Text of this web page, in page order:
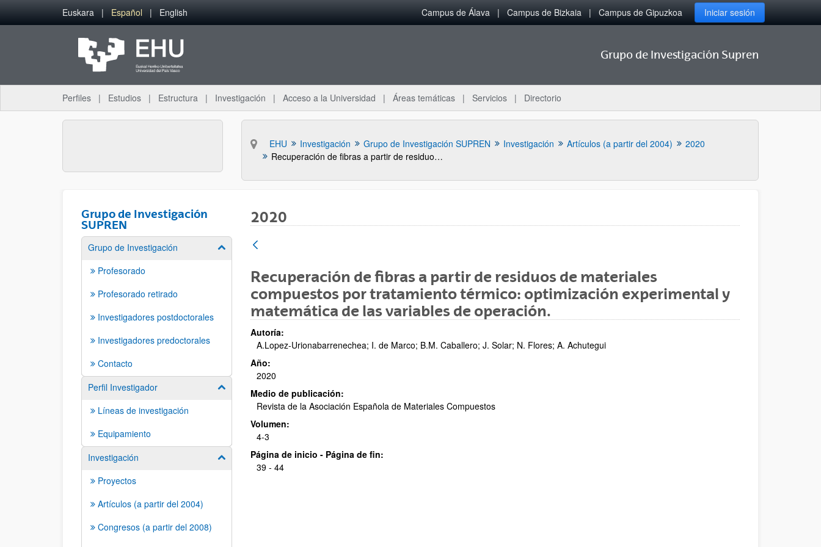
Saltar al contenido principal
Euskara Español English Campus de Álava Campus de Bizkaia Campus de Gipuzkoa Iniciar sesión
Grupo de Investigación Supren
Perfiles Estudios Estructura Investigación Acceso a la Universidad Áreas temáticas Servicios Directorio
EHU Investigación Grupo de Investigación SUPREN Investigación Artículos (a partir del 2004)
2020
Recuperación de fibras a partir de residuos de materiales compuestos por tratamiento térmico: optimización experimental y matemática de las variables de operación.
Grupo de Investigación
SUPREN
Grupo de Investigación Mostrar/ocultar subpáginas
Profesorado
Profesorado retirado
Investigadores postdoctorales
Investigadores predoctorales
Contacto
Perfil Investigador
Mostrar/ocultar subpáginas
Líneas de investigación
Equipamiento
Investigación
Mostrar/ocultar subpáginas
Proyectos
Artículos (a partir del 2004)
Congresos (a partir del 2008)
2020
Recuperación de fibras a partir de residuos de materiales
compuestos por tratamiento térmico: optimización experimental y
matemática de las variables de operación.
Autoría:
A.Lopez-Urionabarrenechea; I. de Marco; B.M. Caballero; J. Solar; N. Flores; A. Achutegui
Año:
2020
Medio de publicación:
Revista de la Asociación Española de Materiales Compuestos
Volumen:
4-3
Página de inicio - Página de fin:
39 - 44